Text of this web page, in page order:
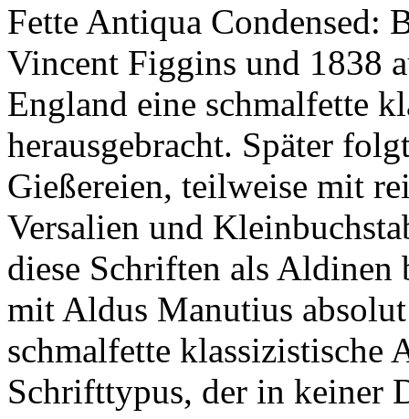
Fette Antiqua Condensed:
Vincent Figgins und 1838
England eine schmalfette
herausgebracht. Später
Gießereien, teilweise mit
Versalien und
diese Schriften als Aldinen
mit Aldus Manutius
schmalfette klassizistische
Schrifttypus, der in keiner